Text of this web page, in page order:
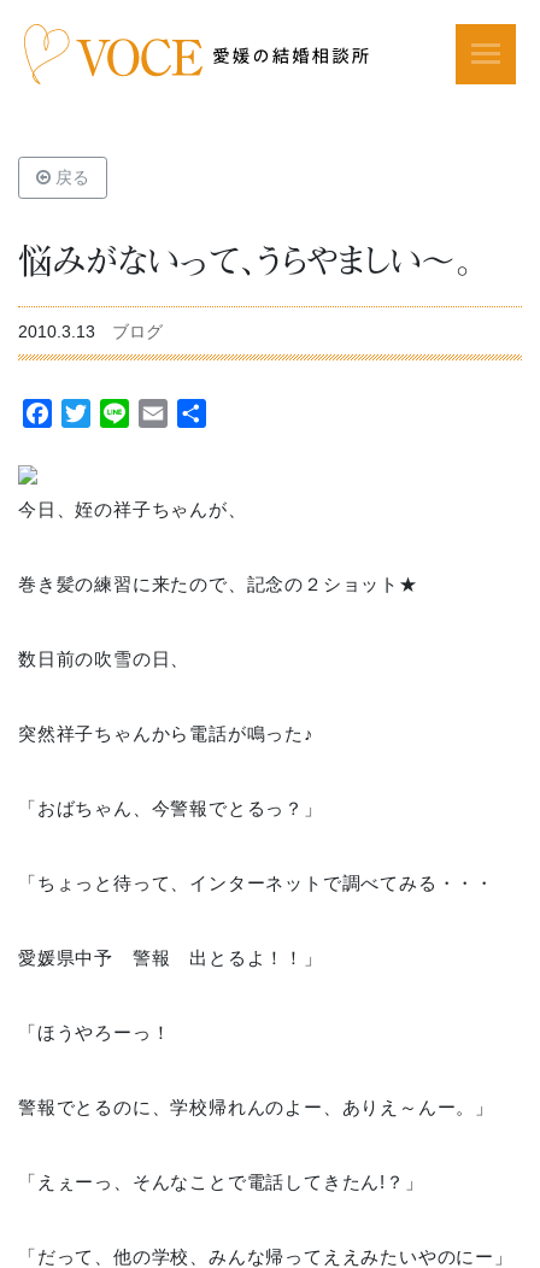
戻る
悩みがないって、うらやましい～。
2010.3.13 ブログ
Facebook
TwitterLine Email
今日、姪の祥子ちゃんが、
巻き髪の練習に来たので、記念の２ショット★
数日前の吹雪の日、
突然祥子ちゃんから電話が鳴った♪
「おばちゃん、今警報でとるっ？」
「ちょっと待って、インターネットで調べてみる・・・
愛媛県中予 警報 出とるよ！！」
「ほうやろーっ！
警報でとるのに、学校帰れんのよー、ありえ～んー。」
「えぇーっ、そんなことで電話してきたん!？」
「だって、他の学校、みんな帰ってええみたいやのにー」